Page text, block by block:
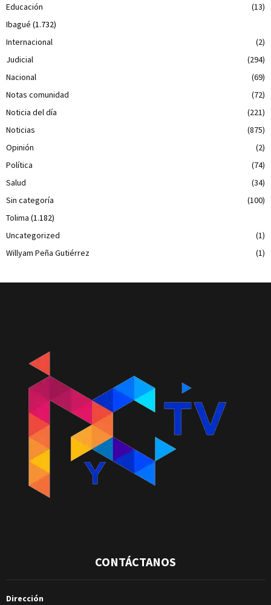
Educación
(13)
Ibagué (1.732)
Internacional
(2)
Judicial
(294)
Nacional
(69)
Notas comunidad
(72)
Noticia del día
(221)
Noticias
(875)
Opinión
(2)
Política
(74)
Salud
(34)
Sin categoría
(100)
Tolima (1.182)
Uncategorized
(1)
Willyam Peña Gutiérrez
(1)
CONTÁCTANOS
Dirección